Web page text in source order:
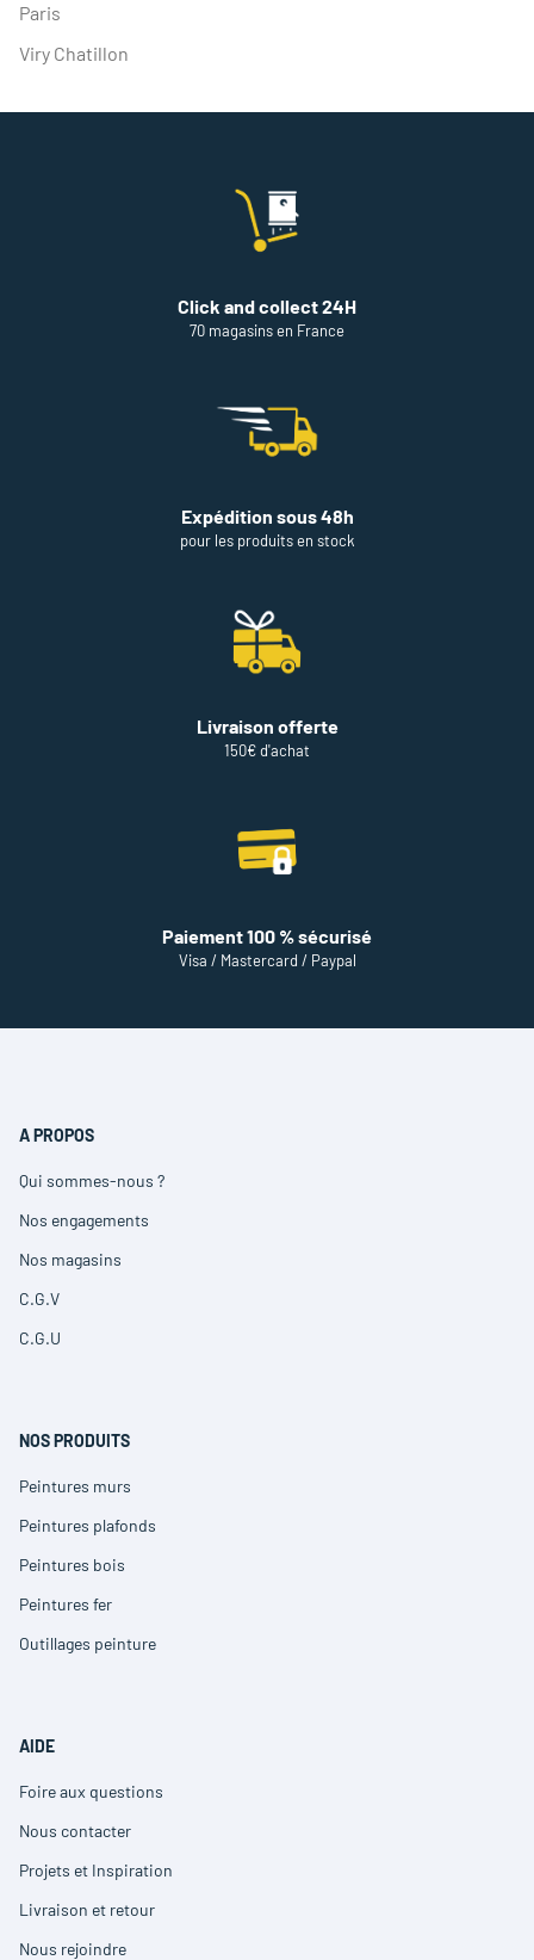
Paris
Viry Chatillon
Click and collect 24H
70 magasins en France
Expédition sous 48h
pour les produits en stock
Livraison offerte
150€ d'achat
Paiement 100 % sécurisé
Visa / Mastercard / Paypal
A PROPOS
Qui sommes-nous ?
(ouvre
dans
nouvelle
Nos engagements
(ouvre
dans
nouvelle
Nos magasins
(ouvre
dans
nouvelle
C.G.V
(ouvre
dans
C.G.U
(ouvre
fenêtre)
NOS PRODUITS
Peintures murs
(ouvre
dans
nouvelle
Peintures plafonds
(ouvre
dans
nouvelle
Peintures bois
(ouvre
dans
nouvelle
Peintures fer
(ouvre
dans
Outillages peinture
(ouvre
fenêtre)
AIDE
Foire aux questions
(ouvre
dans
nouvelle
Nous contacter
(ouvre
dans
une
nouvelle
Projets et Inspiration
(ouvre
dans
nouvelle
Livraison et retour
(ouvre
dans
Nous rejoindre